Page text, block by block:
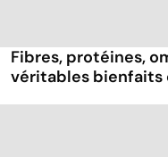
Fibres, protéines,
véritables bienfaits